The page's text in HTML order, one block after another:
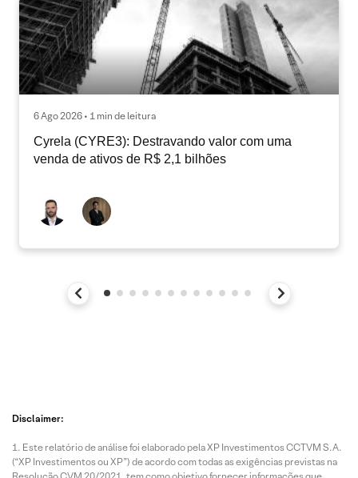
6 Ago 2026 • 1 min de leitura
Cyrela (CYRE3): Destravando valor com uma
venda de ativos de R$ 2,1 bilhões
Disclaimer:
Este relatório de análise foi elaborado pela XP Investimentos CCTVM S.A.
(“XP Investimentos ou XP”) de acordo com todas as exigências previstas na